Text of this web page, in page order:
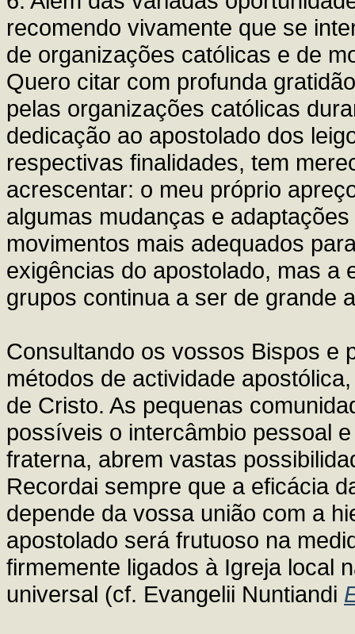
recomendo vivamente que se
de organizações católicas e de
Quero citar com profunda
pelas organizações católicas
dedicação ao apostolado dos
respectivas finalidades, tem
acrescentar: o meu próprio
algumas mudanças e
movimentos mais adequados
exigências do apostolado, mas a
grupos continua a ser de grande
Consultando os vossos Bispos e
métodos de actividade
de Cristo. As pequenas
possíveis o intercâmbio pessoal
fraterna, abrem vastas
Recordai sempre que a eficácia
depende da vossa união com a
apostolado será frutuoso na
firmemente ligados à Igreja local
universal (cf. Evangelii Nuntiandi